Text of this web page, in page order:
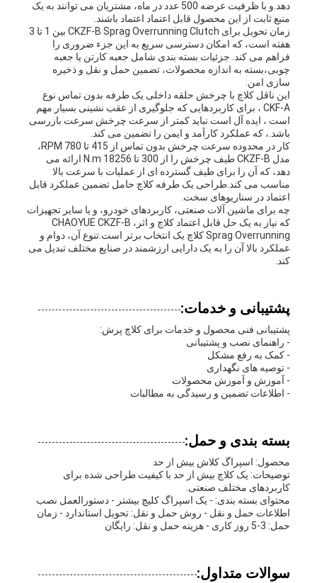
دهد.و با ظرفیت عرضه 500 عدد در ماه، مشتریان می توانند به یک
منبع ثابت از این محصول قابل اعتماد اعتماد باشند.
زمان تحویل برای CKZF-B Sprag Overrunning Clutch بین 1 تا 3
هفته است، که امکان دسترسی سریع به این جزء ضروری را
فراهم می کند. جزئیات بسته بندی شامل جعبه کارتن یا جعبه
چوبی،بسته به اندازه محصولات، تضمین حمل و نقل و ذخیره
سازی امن.
این ناقل کلاچ با چرخش حلقه داخلی یک طرفه بدون تماس نوع
CKF-A ، برای کاربردهایی که جلوگیری از عقب نشینی بسیار مهم
است ، ایده آل است.نباید کمتر از سرعت چرخش سرعت بازرسی
باشد.، که عملکرد کارآمد و ایمن را تضمین می کند.
کار در محدوده سرعت چرخش بدون تماس از 415 تا 780 RPM،
مدل CKZF-B طیف چرخش را از 300 تا 18256 N.m ارائه می
دهد، که آن را برای طیف گسترده ای از عملیات با سرعت بالا
مناسب می کند.طراحی یک طرفه کلاچ حامل تضمین عملکرد قابل
اعتماد در سناریوهای سخت.
چه برای ماشین آلات صنعتی، کاربردهای خودرو، و یا سایر تجهیزات
که نیاز به یک حل قابل اعتماد کلاچ و اثر، CHAOYUE CKZF-B
Sprag Overrunning کلاچ یک انتخاب برتر است.تنوع آن، دوام و
عملکرد بالا آن را به یک دارایی ارزشمند در صنایع مختلف تبدیل می
کند.
پشتیبانی و خدمات:
پشتیبانی فنی محصول و خدمات برای کلاچ پرش:
- راهنمای نصب و پشتیبانی
- کمک به رفع مشکل
- توصیه های نگهداری
- آموزش و آموزش محصولات
- اطلاعات تضمین و رسیدگی به مطالبات
بسته بندی و حمل:
محصول: اسپراگ کلاش بیش از حد
توضیحات: یک کلاچ بیش از حد با کیفیت طراحی شده برای
کاربردهای مختلف صنعتی.
محتوای بسته بندی: - يک اسپراگ کليچ بيشتر - دستورالعمل نصب
اطلاعات حمل و نقل - روش حمل و نقل: تحویل استاندارد - زمان
حمل: 3-5 روز کاری - هزینه حمل و نقل: رایگان
سوالات متداول: